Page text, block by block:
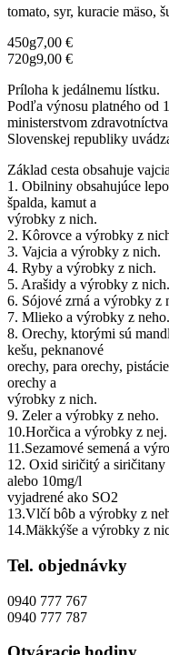
tomato, syr, kuracie mäso,
450g7,00 €
720g9,00 €
Príloha k jedálnemu lístku.
Podľa výnosu platného od
ministerstvom
Slovenskej republiky
Základ cesta obsahuje
1. Obilniny obsahujúce
špalda, kamut a
výrobky z nich.
2. Kôrovce a výrobky z
3. Vajcia a výrobky z nich.
4. Ryby a výrobky z nich.
5. Arašidy a výrobky z nich.
6. Sójové zrná a výrobky z
7. Mlieko a výrobky z neho.
8. Orechy, ktorými sú
kešu, peknanové
orechy, para orechy,
orechy a
výrobky z nich.
9. Zeler a výrobky z neho.
10.Horčica a výrobky z nej.
11.Sezamové semená a
12. Oxid siričitý a
alebo 10mg/l
vyjadrené ako SO2
13.Vlčí bôb a výrobky z
14.Mäkkýše a výrobky z
Tel. objednávky
0940 777 767
0940 777 787